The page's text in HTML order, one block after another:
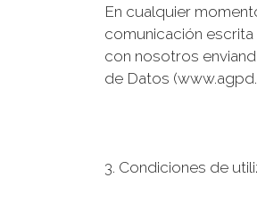
En cualquier
comunicación escrita
con nosotros
de Datos
3. Condiciones de